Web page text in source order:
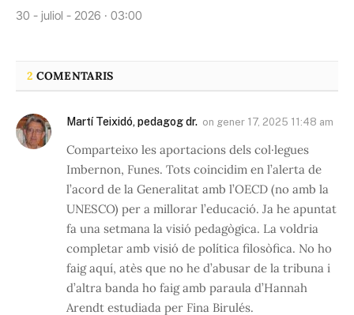
30 - juliol - 2026 · 03:00
2 COMENTARIS
Martí Teixidó, pedagog dr. on gener 17, 2025 11:48 am
Comparteixo les aportacions dels col·legues
Imbernon, Funes. Tots coincidim en l’alerta de
l’acord de la Generalitat amb l’OECD (no amb la
UNESCO) per a millorar l’educació. Ja he apuntat
fa una setmana la visió pedagògica. La voldria
completar amb visió de política filosòfica. No ho
faig aquí, atès que no he d’abusar de la tribuna i
d’altra banda ho faig amb paraula d’Hannah
Arendt estudiada per Fina Birulés.